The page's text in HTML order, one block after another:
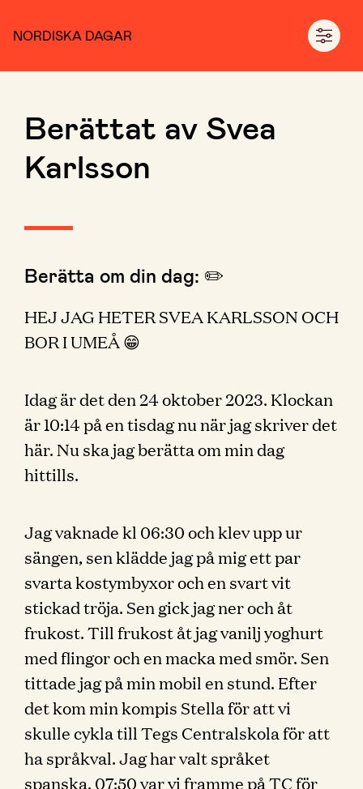
NORDISKA DAGAR
Berättat av Svea
Karlsson
Berätta om din dag: ✏️
HEJ JAG HETER SVEA KARLSSON OCH
BOR I UMEÅ 😁
Idag är det den 24 oktober 2023. Klockan
är 10:14 på en tisdag nu när jag skriver det
här. Nu ska jag berätta om min dag
hittills.
Jag vaknade kl 06:30 och klev upp ur
sängen, sen klädde jag på mig ett par
svarta kostymbyxor och en svart vit
stickad tröja. Sen gick jag ner och åt
frukost. Till frukost åt jag vanilj yoghurt
med flingor och en macka med smör. Sen
tittade jag på min mobil en stund. Efter
det kom min kompis Stella för att vi
skulle cykla till Tegs Centralskola för att
ha språkval. Jag har valt språket
spanska. 07:50 var vi framme på TC för